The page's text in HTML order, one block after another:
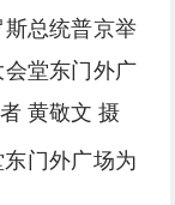
总统普京举
堂东门外广
黄敬文 摄
门外广场为